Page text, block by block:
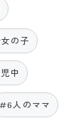
の子
中
#6人のママ